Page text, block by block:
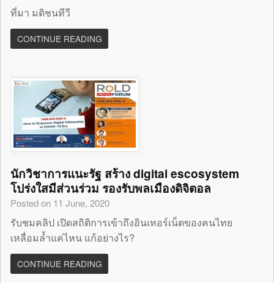
ที่มา มติชนทีวี
CONTINUE READING
นักวิชาการแนะรัฐ สร้าง digital escosystem
โปร่งใสมีส่วนร่วม รองรับพลเมืองดิจิตอล
Posted on 11 June, 2020
รับชมคลิป เปิดสถิติการเข้าถึงอินเทอร์เน็ตของคนไทย
เหลื่อมล้ำแค่ไหน แก้อย่างไร?
CONTINUE READING